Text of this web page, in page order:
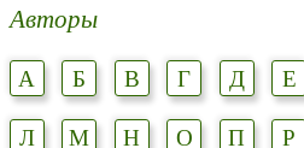
Авторы
А Б В Г Д Е
Л
М Н О П Р